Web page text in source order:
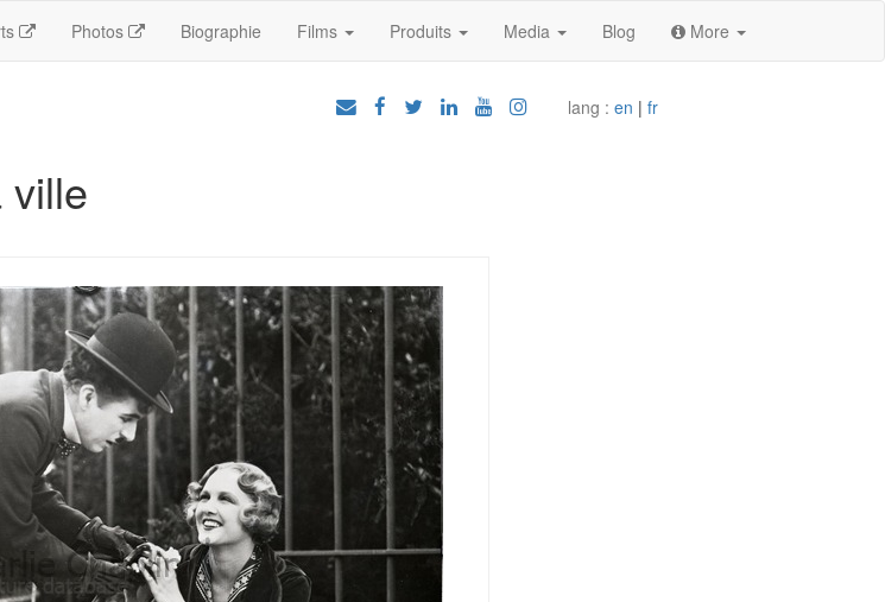
Photos Biographie Films Produits Media Blog More
lang : en | fr
ville